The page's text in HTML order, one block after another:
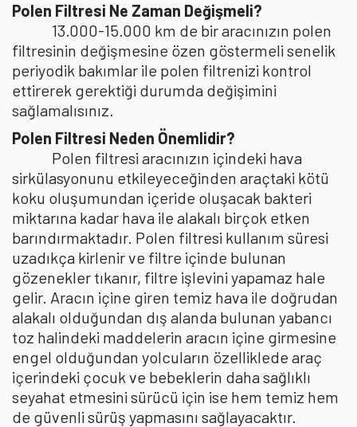
Polen Filtresi Ne Zaman Değişmeli?
13.000-15.000 km de bir aracınızın polen
filtresinin değişmesine özen göstermeli senelik
periyodik bakımlar ile polen filtrenizi kontrol
ettirerek gerektiği durumda değişimini
sağlamalısınız.
Polen Filtresi Neden Önemlidir?
Polen filtresi aracınızın içindeki hava
sirkülasyonunu etkileyeceğinden araçtaki kötü
koku oluşumundan içeride oluşacak bakteri
miktarına kadar hava ile alakalı birçok etken
barındırmaktadır. Polen filtresi kullanım süresi
uzadıkça kirlenir ve filtre içinde bulunan
gözenekler tıkanır, filtre işlevini yapamaz hale
gelir. Aracın içine giren temiz hava ile doğrudan
alakalı olduğundan dış alanda bulunan yabancı
toz halindeki maddelerin aracın içine girmesine
engel olduğundan yolcuların özelliklede araç
içerindeki çocuk ve bebeklerin daha sağlıklı
seyahat etmesini sürücü için ise hem temiz hem
de güvenli sürüş yapmasını sağlayacaktır.